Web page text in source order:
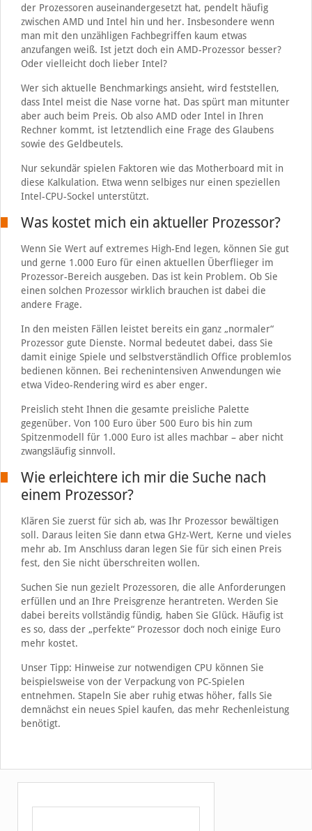
der Prozessoren auseinandergesetzt hat, pendelt häufig
zwischen AMD und Intel hin und her. Insbesondere wenn
man mit den unzähligen Fachbegriffen kaum etwas
anzufangen weiß. Ist jetzt doch ein AMD-Prozessor besser?
Oder vielleicht doch lieber Intel?
Wer sich aktuelle Benchmarkings ansieht, wird feststellen,
dass Intel meist die Nase vorne hat. Das spürt man mitunter
aber auch beim Preis. Ob also AMD oder Intel in Ihren
Rechner kommt, ist letztendlich eine Frage des Glaubens
sowie des Geldbeutels.
Nur sekundär spielen Faktoren wie das Motherboard mit in
diese Kalkulation. Etwa wenn selbiges nur einen speziellen
Intel-CPU-Sockel unterstützt.
Was kostet mich ein aktueller Prozessor?
Wenn Sie Wert auf extremes High-End legen, können Sie gut
und gerne 1.000 Euro für einen aktuellen Überflieger im
Prozessor-Bereich ausgeben. Das ist kein Problem. Ob Sie
einen solchen Prozessor wirklich brauchen ist dabei die
andere Frage.
In den meisten Fällen leistet bereits ein ganz „normaler“
Prozessor gute Dienste. Normal bedeutet dabei, dass Sie
damit einige Spiele und selbstverständlich Office problemlos
bedienen können. Bei rechenintensiven Anwendungen wie
etwa Video-Rendering wird es aber enger.
Preislich steht Ihnen die gesamte preisliche Palette
gegenüber. Von 100 Euro über 500 Euro bis hin zum
Spitzenmodell für 1.000 Euro ist alles machbar – aber nicht
zwangsläufig sinnvoll.
Wie erleichtere ich mir die Suche nach
einem Prozessor?
Klären Sie zuerst für sich ab, was Ihr Prozessor bewältigen
soll. Daraus leiten Sie dann etwa GHz-Wert, Kerne und vieles
mehr ab. Im Anschluss daran legen Sie für sich einen Preis
fest, den Sie nicht überschreiten wollen.
Suchen Sie nun gezielt Prozessoren, die alle Anforderungen
erfüllen und an Ihre Preisgrenze herantreten. Werden Sie
dabei bereits vollständig fündig, haben Sie Glück. Häufig ist
es so, dass der „perfekte“ Prozessor doch noch einige Euro
mehr kostet.
Unser Tipp: Hinweise zur notwendigen CPU können Sie
beispielsweise von der Verpackung von PC-Spielen
entnehmen. Stapeln Sie aber ruhig etwas höher, falls Sie
demnächst ein neues Spiel kaufen, das mehr Rechenleistung
benötigt.